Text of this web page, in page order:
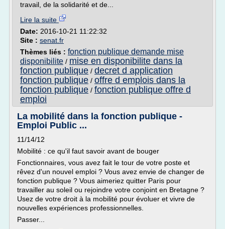
travail, de la solidarité et de...
Lire la suite
Date: 2016-10-21 11:22:32
Site : senat.fr
Thèmes liés : fonction publique demande mise
disponibilite / mise en disponibilite dans la
fonction publique / decret d application
fonction publique / offre d emplois dans la
fonction publique / fonction publique offre d
emploi
La mobilité dans la fonction publique -
Emploi Public ...
11/14/12
Mobilité : ce qu'il faut savoir avant de bouger
Fonctionnaires, vous avez fait le tour de votre poste et
rêvez d'un nouvel emploi ? Vous avez envie de changer de
fonction publique ? Vous aimeriez quitter Paris pour
travailler au soleil ou rejoindre votre conjoint en Bretagne ?
Usez de votre droit à la mobilité pour évoluer et vivre de
nouvelles expériences professionnelles.
Passer...